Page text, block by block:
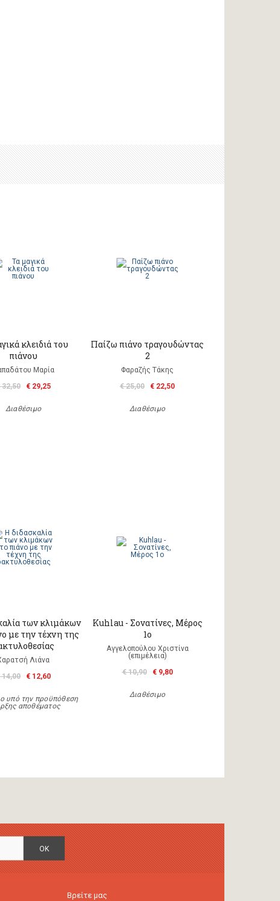
κλειδιά του
πιάνου
Μαρία
32,50
€ 29,25
Διαθέσιμο
Παίζω πιάνο τραγουδώντας
2
Φαραζής Τάκης
€ 25,00
€ 22,50
Διαθέσιμο
των κλιμάκων
με την τέχνη της
Λιάνα
14,00
€ 12,60
υπό την προϋπόθεση
αποθέματος
Kuhlau - Σονατίνες, Μέρος
1ο
Αγγελοπούλου Χριστίνα
(επιμέλεια)
€ 10,90
€ 9,80
Διαθέσιμο
OK
Βρείτε μας